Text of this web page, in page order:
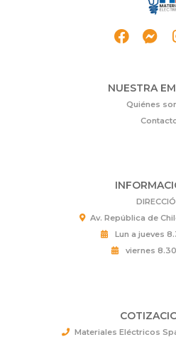
NUESTRA
Quiénes
Av. República de
Lun a jueves
viernes 8.30
Materiales Eléctricos